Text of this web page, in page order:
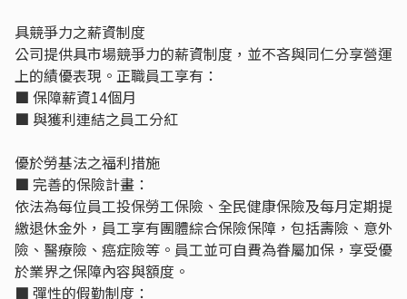
具競爭力之薪資制度
公司提供具市場競爭力的薪資制度，並不吝與同仁分享營運
上的績優表現。正職員工享有：
■ 保障薪資14個月
■ 與獲利連結之員工分紅
優於勞基法之福利措施
■ 完善的保險計畫：
依法為每位員工投保勞工保險、全民健康保險及每月定期提
繳退休金外，員工享有團體綜合保險保障，包括壽險、意外
險、醫療險、癌症險等。員工並可自費為眷屬加保，享受優
於業界之保障內容與額度。
■ 彈性的假勤制度：